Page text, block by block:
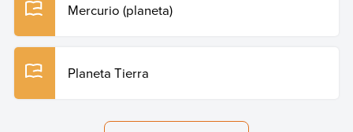
Mercurio (planeta)
Planeta Tierra